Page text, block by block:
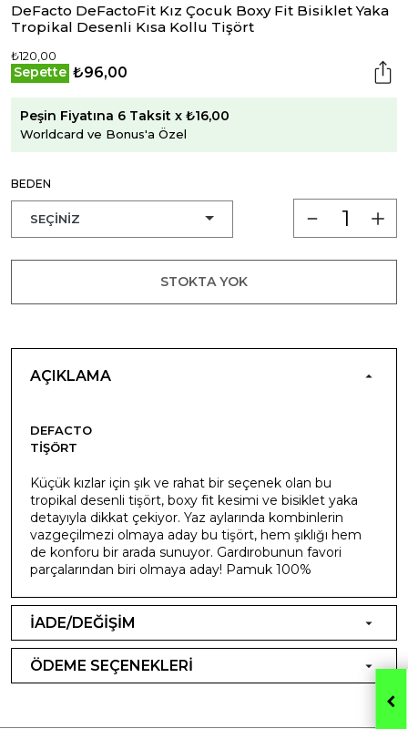
DeFacto DeFactoFit Kız Çocuk Boxy Fit Bisiklet Yaka
Tropikal Desenli Kısa Kollu Tişört
₺120,00
Sepette ₺96,00
Peşin Fiyatına 6 Taksit x ₺16,00
Worldcard ve Bonus'a Özel
BEDEN
STOKTA YOK
AÇIKLAMA
DEFACTO
TIŞÖRT
Küçük kızlar için şık ve rahat bir seçenek olan bu
tropikal desenli tişört, boxy fit kesimi ve bisiklet yaka
detayıyla dikkat çekiyor. Yaz aylarında kombinlerin
vazgeçilmezi olmaya aday bu tişört, hem şıklığı hem
de konforu bir arada sunuyor. Gardırobunun favori
parçalarından biri olmaya aday! Pamuk 100%
İADE/DEĞİŞİM
ÖDEME SEÇENEKLERİ